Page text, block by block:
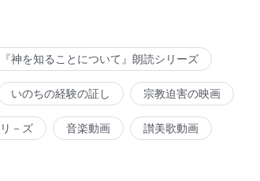
を発し、福
い。神を敵と見なす中国のような国で神は
なかった。ますます多くの人々が神の業と
人を救うために、神はできること全てを為
られない。神の働きを妨げ、神の言葉に逆
神はその人を地獄へ投げ込むだろう。国が
『神を知ることについて』朗読シリーズ
いのちの経験の証し 宗教迫害の映画
－ズ 音楽動画 讃美歌動画